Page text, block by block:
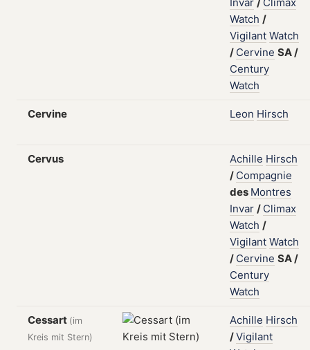
Watch /
Vigilant Watch
/ Cervine SA/
Century
Watch
Cervine Leon Hirsch
Cervus Achille Hirsch
/ Compagnie
des Montres
Invar / Climax
Watch /
Vigilant Watch
/ Cervine SA/
Century
Watch
Cessart (im
Kreis mit Stern)
Achille Hirsch
/Vigilant